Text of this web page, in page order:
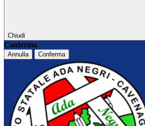
Chiudi
Conferma
Annulla Conferma